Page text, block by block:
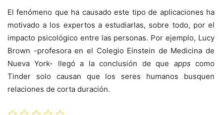
El fenómeno que ha causado este tipo de aplicaciones ha
motivado a los expertos a estudiarlas, sobre todo, por el
impacto psicológico entre las personas. Por ejemplo, Lucy
Brown -profesora en el Colegio Einstein de Medicina de
Nueva York- llegó a la conclusión de que appscomo
Tinder solo causan que los seres humanos busquen
relaciones de corta duración.